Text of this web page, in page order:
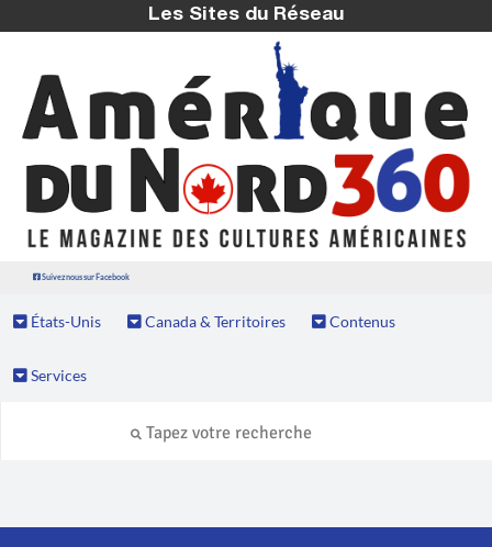
Les Sites du Réseau
Suivez nous sur Facebook
États-Unis Canada & Territoires Contenus
Services